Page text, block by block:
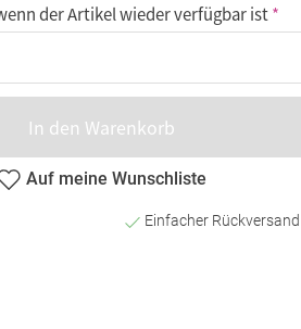
der Artikel wieder verfügbar ist
In den Warenkorb
Auf meine Wunschliste
Einfacher Rückversand